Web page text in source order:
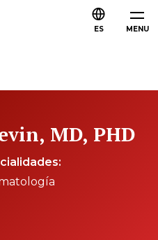
MENU
ES
MD, PHD